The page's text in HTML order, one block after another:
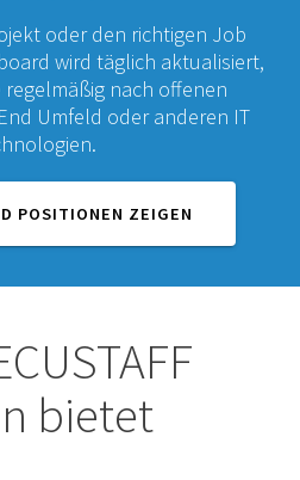
oder den richtigen Job
wird täglich aktualisiert,
regelmäßig nach offenen
Umfeld oder anderen IT
POSITIONEN ZEIGEN
bietet